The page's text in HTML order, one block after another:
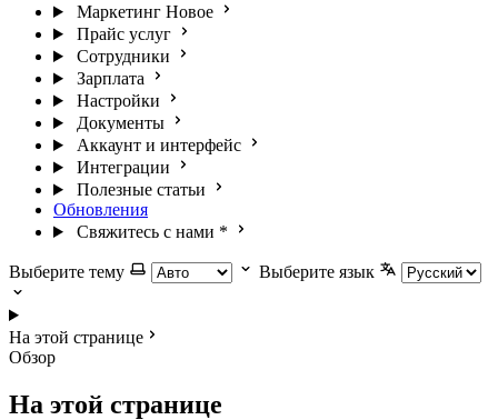
Маркетинг Новое
Прайс услуг
Сотрудники
Зарплата
Настройки
Документы
Аккаунт и интерфейс
Интеграции
Полезные статьи
Обновления
Свяжитесь с нами *
Выберите тему Выберите язык
На этой странице
Обзор
На этой странице